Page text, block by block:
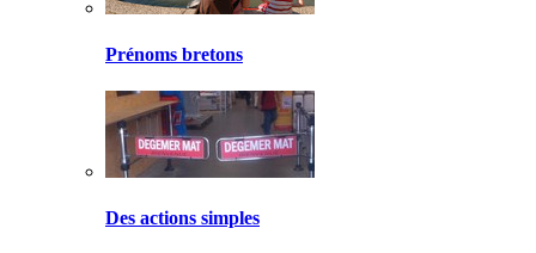
Prénoms bretons
Des actions simples